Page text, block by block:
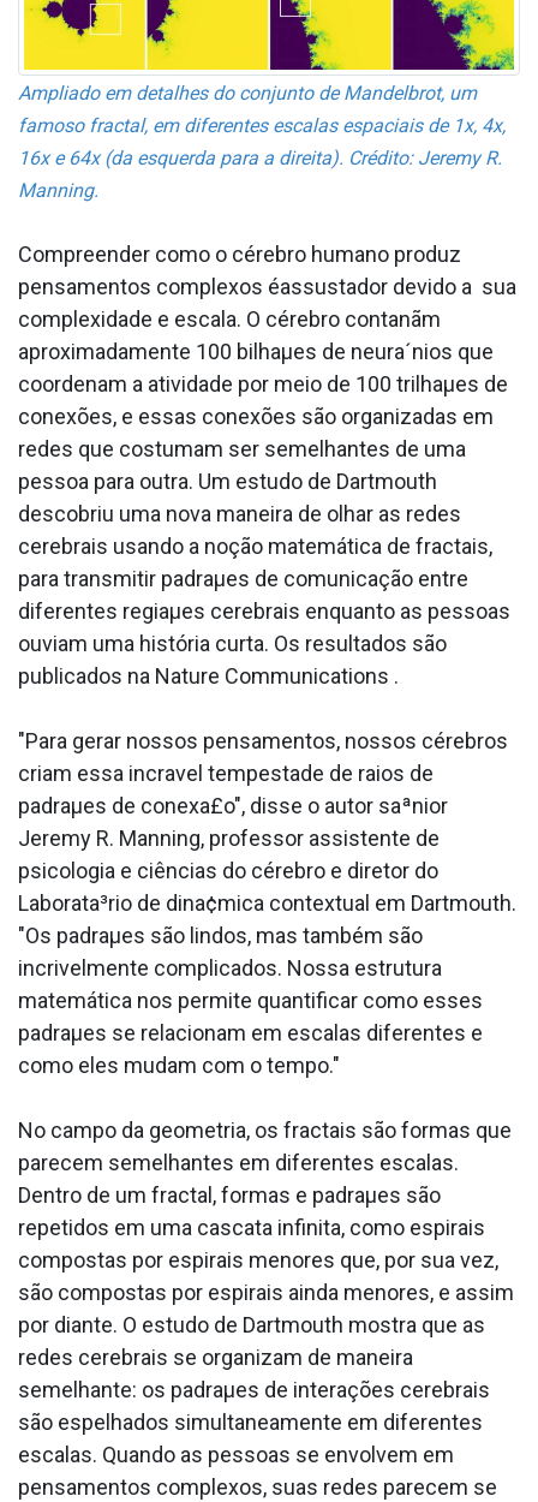
Ampliado em detalhes do conjunto de Mandelbrot, um
famoso fractal, em diferentes escalas espaciais de 1x, 4x,
16x e 64x (da esquerda para a direita). Crédito: Jeremy R.
Manning.
Compreender como o cérebro humano produz
pensamentos complexos éassustador devido a sua
complexidade e escala. O cérebro contanãm
aproximadamente 100 bilhaµes de neura´nios que
coordenam a atividade por meio de 100 trilhaµes de
conexões, e essas conexões são organizadas em
redes que costumam ser semelhantes de uma
pessoa para outra. Um estudo de Dartmouth
descobriu uma nova maneira de olhar as redes
cerebrais usando a noção matemática de fractais,
para transmitir padraµes de comunicação entre
diferentes regiaµes cerebrais enquanto as pessoas
ouviam uma história curta. Os resultados são
publicados na Nature Communications .
"Para gerar nossos pensamentos, nossos cérebros
criam essa incra­vel tempestade de raios de
padraµes de conexa£o", disse o autor saªnior
Jeremy R. Manning, professor assistente de
psicologia e ciências do cérebro e diretor do
Laborata³rio de dina¢mica contextual em Dartmouth.
"Os padraµes são lindos, mas também são
incrivelmente complicados. Nossa estrutura
matemática nos permite quantificar como esses
padraµes se relacionam em escalas diferentes e
como eles mudam com o tempo."
No campo da geometria, os fractais são formas que
parecem semelhantes em diferentes escalas.
Dentro de um fractal, formas e padraµes são
repetidos em uma cascata infinita, como espirais
compostas por espirais menores que, por sua vez,
são compostas por espirais ainda menores, e assim
por diante. O estudo de Dartmouth mostra que as
redes cerebrais se organizam de maneira
semelhante: os padraµes de interações cerebrais
são espelhados simultaneamente em diferentes
escalas. Quando as pessoas se envolvem em
pensamentos complexos, suas redes parecem se